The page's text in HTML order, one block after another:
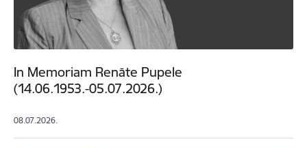
In Memoriam Renāte Pupele
(14.06.1953.-05.07.2026.)
08.07.2026.